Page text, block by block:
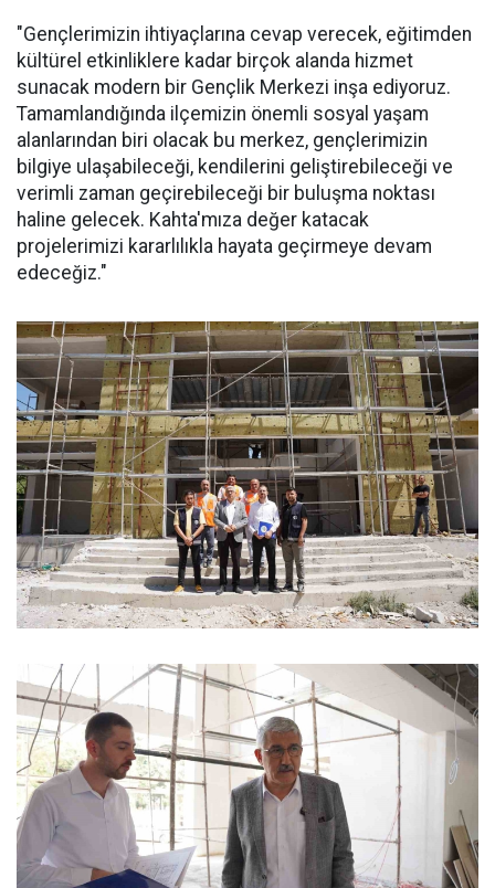
"Gençlerimizin ihtiyaçlarına cevap verecek, eğitimden
kültürel etkinliklere kadar birçok alanda hizmet
sunacak modern bir Gençlik Merkezi inşa ediyoruz.
Tamamlandığında ilçemizin önemli sosyal yaşam
alanlarından biri olacak bu merkez, gençlerimizin
bilgiye ulaşabileceği, kendilerini geliştirebileceği ve
verimli zaman geçirebileceği bir buluşma noktası
haline gelecek. Kahta'mıza değer katacak
projelerimizi kararlılıkla hayata geçirmeye devam
edeceğiz."